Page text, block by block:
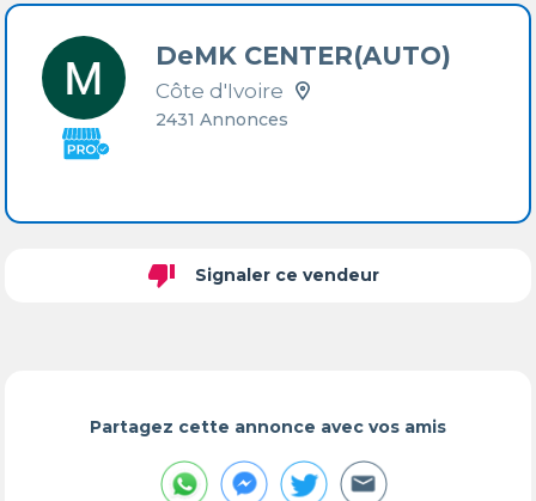
DeMK CENTER(AUTO)
Côte d'Ivoire
2431 Annonces
thumb_down Signaler ce vendeur
Partagez cette annonce avec vos amis